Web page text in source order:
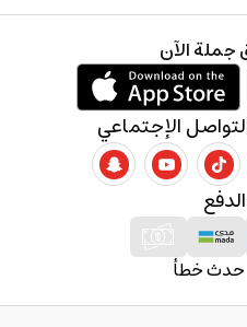
حدث خطأ
الإجتماعي
الآن